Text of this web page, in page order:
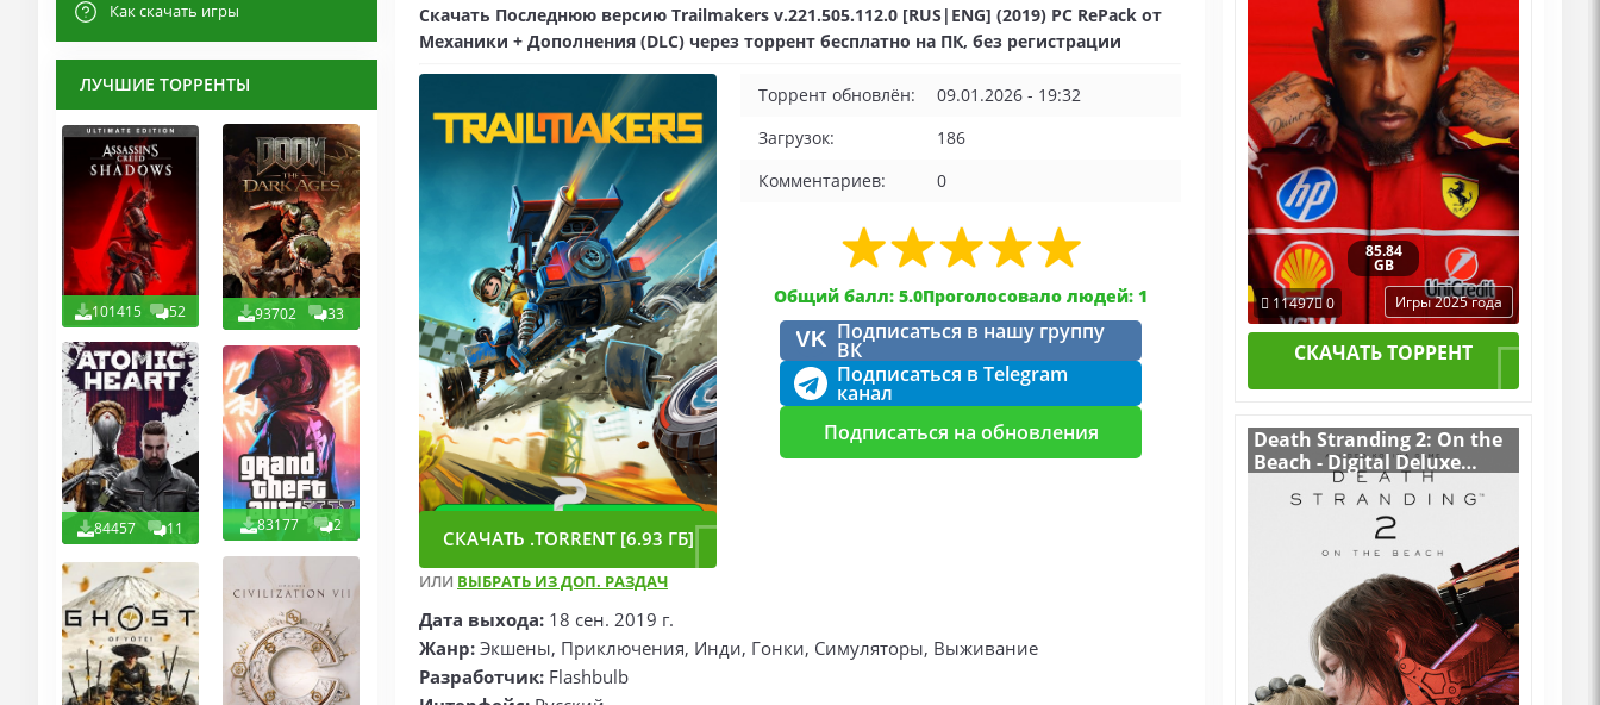
Как скачать игры
ЛУЧШИЕ ТОРРЕНТЫ
101415 52 93702 33
84457 11 83177 2
Скачать Последнюю версию Trailmakers v.221.505.112.0 [RUS|ENG] (2019) PC RePack от
Механики + Дополнения (DLC) через торрент бесплатно на ПК, без регистрации
СКАЧАТЬ .TORRENT [6.93 ГБ]
ИЛИ ВЫБРАТЬ ИЗ ДОП. РАЗДАЧ
Торрент обновлён:
09.01.2026 - 19:32
Загрузок:
186
Комментариев:
0
Общий балл: 5.0Проголосовало людей: 1
VK Подписаться в нашу группу
ВК
Подписаться в Telegram
канал
Подписаться на обновления
Дата выхода: 18 сен. 2019 г.
Жанр: Экшены, Приключения, Инди, Гонки, Симуляторы, Выживание
Разработчик: Flashbulb
85.84
GB
11497 0 Игры 2025 года
СКАЧАТЬ ТОРРЕНТ
Death Stranding 2: On the
Beach - Digital Deluxe
Edition v.1.2.57.0
[RUS|ENG] (2026) PC
RePack by R.G. Механики
со всеми Дополнениями